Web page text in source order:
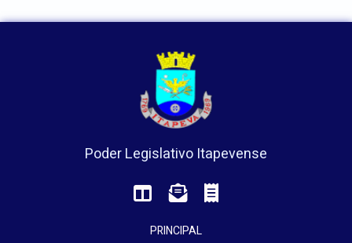
Poder Legislativo Itapevense
PRINCIPAL